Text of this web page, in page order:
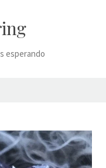
esperando